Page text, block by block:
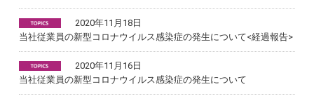
2020年11月18日
当社従業員の新型コロナウイルス感染症の発生について<経過報告>
2020年11月16日
当社従業員の新型コロナウイルス感染症の発生について